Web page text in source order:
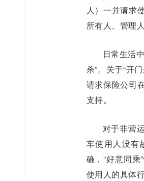
人）一并请求
所有人、管理
日常生活
杀”。关于“开
请求保险公司
支持。
对于非营
车使用人没有
确，“好意同
使用人的具体